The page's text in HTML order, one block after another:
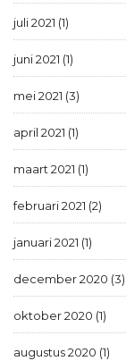
juli 2021 (1)
juni 2021 (1)
mei 2021 (3)
april 2021 (1)
maart 2021 (1)
februari 2021 (2)
januari 2021 (1)
december 2020 (3)
oktober 2020 (1)
augustus 2020 (1)